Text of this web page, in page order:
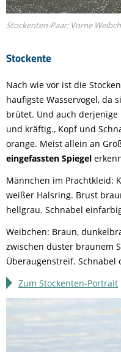
Stockente
Stockenten-Paar: Vorne
Nach wie vor ist die
häufigste Wasservogel, da
brütet. Und auch
und kräftig., Kopf und
orange. Meist allein an
eingefassten Spiegel
Männchen im Prachtkleid:
weißer Halsring. Brust
hellgrau. Schnabel
Weibchen: Braun,
zwischen düster braunem
Überaugenstreif. Schnabel
Zum Stockenten-Portrait